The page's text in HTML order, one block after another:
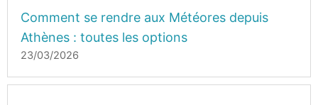
Comment se rendre aux Météores depuis
Athènes : toutes les options
23/03/2026